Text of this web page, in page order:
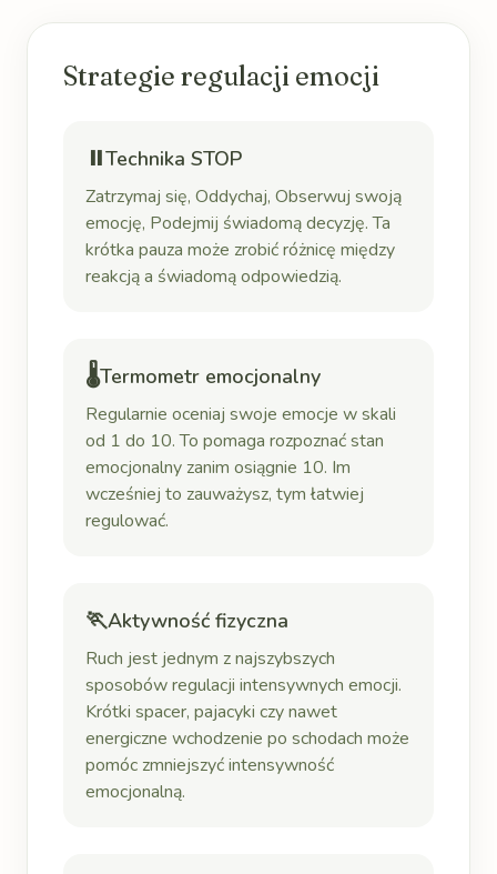
Strategie regulacji emocji
⏸️Technika STOP
Zatrzymaj się, Oddychaj, Obserwuj swoją
emocję, Podejmij świadomą decyzję. Ta
krótka pauza może zrobić różnicę między
reakcją a świadomą odpowiedzią.
🌡️Termometr emocjonalny
Regularnie oceniaj swoje emocje w skali
od 1 do 10. To pomaga rozpoznać stan
emocjonalny zanim osiągnie 10. Im
wcześniej to zauważysz, tym łatwiej
regulować.
🏃Aktywność fizyczna
Ruch jest jednym z najszybszych
sposobów regulacji intensywnych emocji.
Krótki spacer, pajacyki czy nawet
energiczne wchodzenie po schodach może
pomóc zmniejszyć intensywność
emocjonalną.